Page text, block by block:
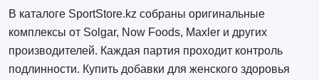
В каталоге SportStore.kz собраны оригинальные
комплексы от Solgar, Now Foods, Maxler и других
производителей. Каждая партия проходит контроль
подлинности. Купить добавки для женского здоровья